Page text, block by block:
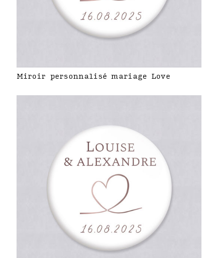
Miroir personnalisé mariage Love